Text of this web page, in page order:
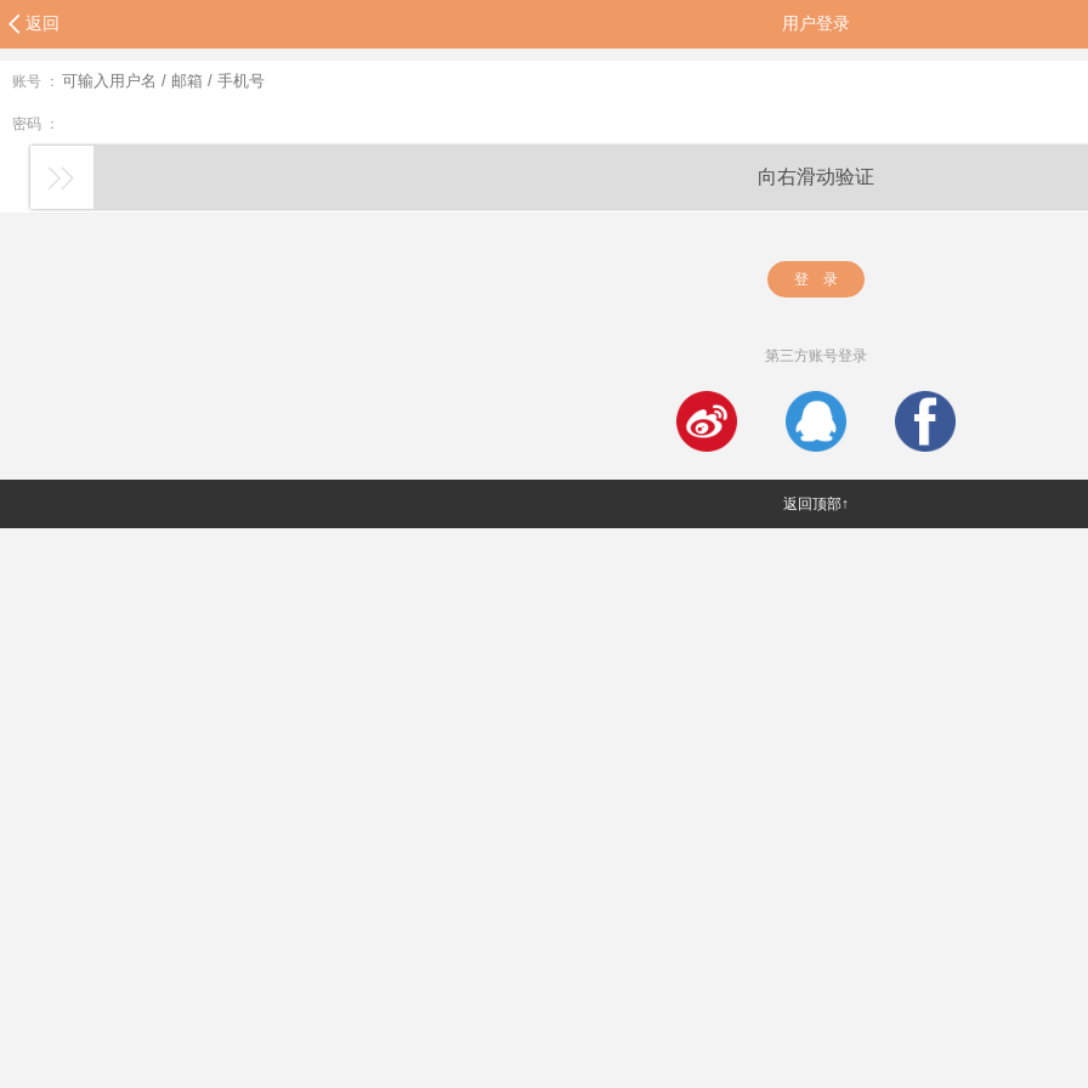
返回 用户登录
账号 ：
密码 ：
向右滑动验证
登 录
第三方账号登录
返回顶部↑